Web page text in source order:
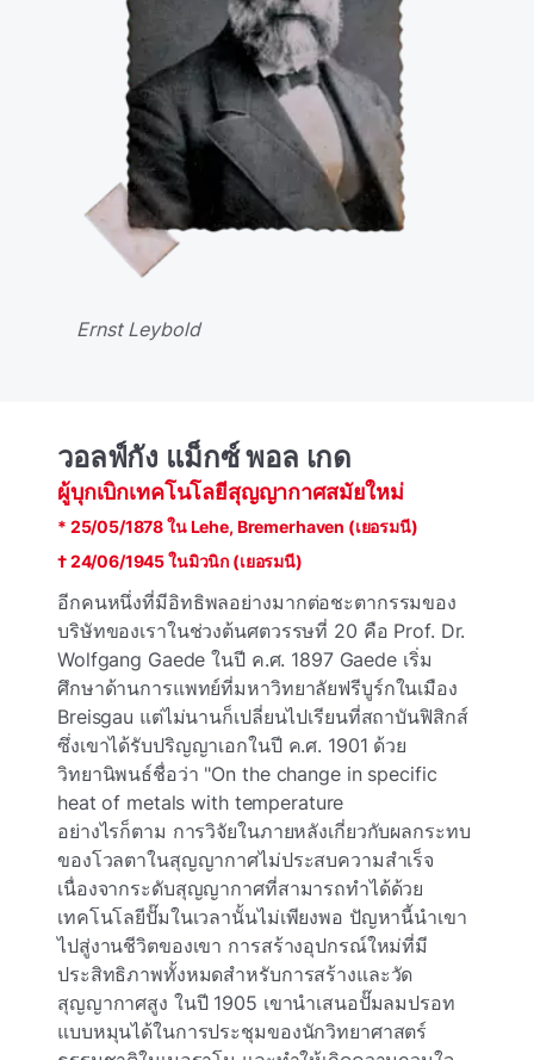
Ernst Leybold
วอลฟ์กัง แม็กซ์ พอล เกด
ผู้บุกเบิกเทคโนโลยีสุญญากาศสมัยใหม่
* 25/05/1878 ใน Lehe, Bremerhaven (เยอรมนี)
† 24/06/1945 ในมิวนิก (เยอรมนี)
อีกคนหนึ่งที่มีอิทธิพลอย่างมากต่อชะตากรรมของ
บริษัทของเราในช่วงต้นศตวรรษที่ 20 คือ Prof. Dr.
Wolfgang Gaede ในปี ค.ศ. 1897 Gaede เริ่ม
ศึกษาด้านการแพทย์ที่มหาวิทยาลัยฟรีบูร์กในเมือง
Breisgau แต่ไม่นานก็เปลี่ยนไปเรียนที่สถาบันฟิสิกส์
ซึ่งเขาได้รับปริญญาเอกในปี ค.ศ. 1901 ด้วย
วิทยานิพนธ์ชื่อว่า "On the change in specific
heat of metals with temperature
อย่างไรก็ตาม การวิจัยในภายหลังเกี่ยวกับผลกระทบ
ของโวลตาในสุญญากาศไม่ประสบความสําเร็จ
เนื่องจากระดับสุญญากาศที่สามารถทําได้ด้วย
เทคโนโลยีปั๊มในเวลานั้นไม่เพียงพอ ปัญหานี้นําเขา
ไปสู่งานชีวิตของเขา การสร้างอุปกรณ์ใหม่ที่มี
ประสิทธิภาพทั้งหมดสําหรับการสร้างและวัด
สุญญากาศสูง ในปี 1905 เขานําเสนอปั๊มลมปรอท
แบบหมุนได้ในการประชุมของนักวิทยาศาสตร์